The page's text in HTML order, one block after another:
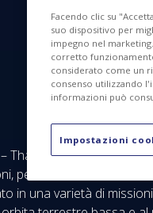
– Thales Alenia Space,
per lo studio del
in una varietà di
Facendo clic su
suo dispositivo per
impegno nel
corretto
considerato come un
consenso utilizzando
informazioni può
Impostazioni